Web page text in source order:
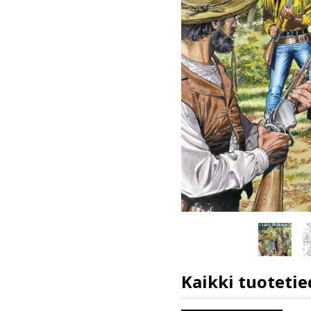
Kaikki
Ilmestymispäivä